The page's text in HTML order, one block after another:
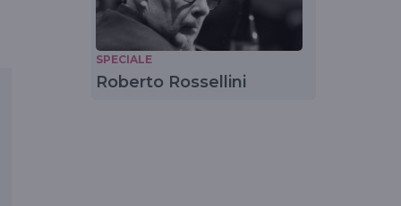
SPECIALE
Roberto Rossellini